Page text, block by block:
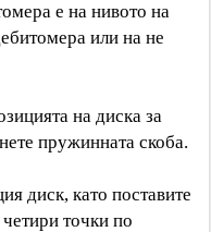
е на нивото на
или на не
на диска за
пружинната скоба.
диск, като поставите
точки по